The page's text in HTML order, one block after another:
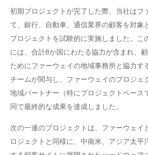
初期プロジェクトが完了した際、当社はフ
て、銀行、自動車、通信業界の顧客を対象
プロジェクトを試験的に実施しました。こ
には、合計8か国にわたる協力が含まれ、
ためにファーウェイの地域事務所と協力す
チームが関与し、ファーウェイのプロジェ
地域パートナー（特にプロジェクトベース
同で最終的な成果を達成しました。
次の一連のプロジェクトは、ファーウェイ
ロジェクトと同様に、中南米、アジア太平